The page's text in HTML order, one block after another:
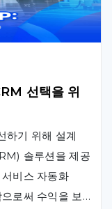
선택을 위
기 위해 설계
솔루션을 제공
비스 자동화
로써 수익을 보